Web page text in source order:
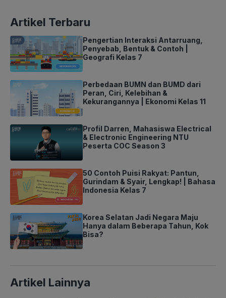
Artikel Terbaru
Pengertian Interaksi Antarruang,
Penyebab, Bentuk & Contoh |
Geografi Kelas 7
Perbedaan BUMN dan BUMD dari
Peran, Ciri, Kelebihan &
Kekurangannya | Ekonomi Kelas 11
Profil Darren, Mahasiswa Electrical
& Electronic Engineering NTU
Peserta COC Season 3
50 Contoh Puisi Rakyat: Pantun,
Gurindam & Syair, Lengkap! | Bahasa
Indonesia Kelas 7
Korea Selatan Jadi Negara Maju
Hanya dalam Beberapa Tahun, Kok
Bisa?
Artikel Lainnya